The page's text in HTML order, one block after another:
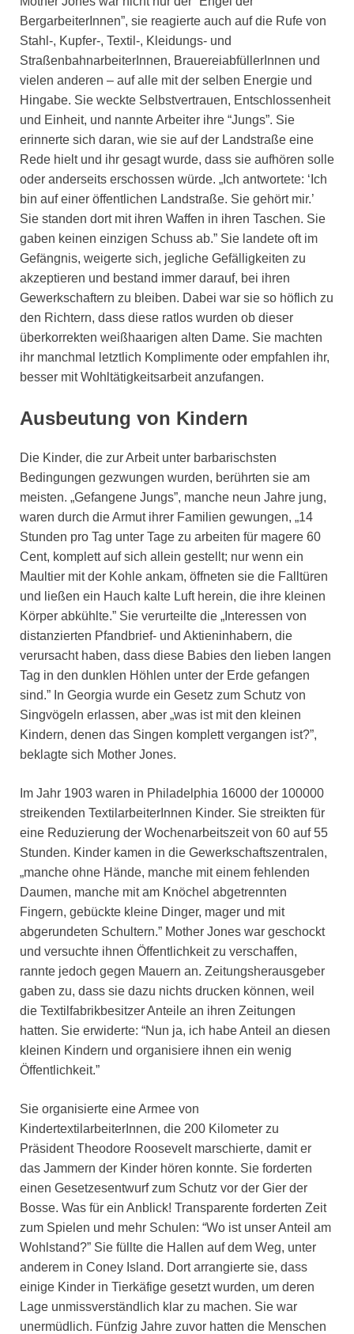
BergarbeiterInnen”, sie reagierte auch auf die Rufe von
Stahl-, Kupfer-, Textil-, Kleidungs- und
StraßenbahnarbeiterInnen, BrauereiabfüllerInnen und
vielen anderen – auf alle mit der selben Energie und
Hingabe. Sie weckte Selbstvertrauen, Entschlossenheit
und Einheit, und nannte Arbeiter ihre “Jungs”. Sie
erinnerte sich daran, wie sie auf der Landstraße eine
Rede hielt und ihr gesagt wurde, dass sie aufhören solle
oder anderseits erschossen würde. „Ich antwortete: ‘Ich
bin auf einer öffentlichen Landstraße. Sie gehört mir.’
Sie standen dort mit ihren Waffen in ihren Taschen. Sie
gaben keinen einzigen Schuss ab.” Sie landete oft im
Gefängnis, weigerte sich, jegliche Gefälligkeiten zu
akzeptieren und bestand immer darauf, bei ihren
Gewerkschaftern zu bleiben. Dabei war sie so höflich zu
den Richtern, dass diese ratlos wurden ob dieser
überkorrekten weißhaarigen alten Dame. Sie machten
ihr manchmal letztlich Komplimente oder empfahlen ihr,
besser mit Wohltätigkeitsarbeit anzufangen.
Ausbeutung von Kindern
Die Kinder, die zur Arbeit unter barbarischsten
Bedingungen gezwungen wurden, berührten sie am
meisten. „Gefangene Jungs”, manche neun Jahre jung,
waren durch die Armut ihrer Familien gewungen, „14
Stunden pro Tag unter Tage zu arbeiten für magere 60
Cent, komplett auf sich allein gestellt; nur wenn ein
Maultier mit der Kohle ankam, öffneten sie die Falltüren
und ließen ein Hauch kalte Luft herein, die ihre kleinen
Körper abkühlte.” Sie verurteilte die „Interessen von
distanzierten Pfandbrief- und Aktieninhabern, die
verursacht haben, dass diese Babies den lieben langen
Tag in den dunklen Höhlen unter der Erde gefangen
sind.” In Georgia wurde ein Gesetz zum Schutz von
Singvögeln erlassen, aber „was ist mit den kleinen
Kindern, denen das Singen komplett vergangen ist?”,
beklagte sich Mother Jones.
Im Jahr 1903 waren in Philadelphia 16000 der 100000
streikenden TextilarbeiterInnen Kinder. Sie streikten für
eine Reduzierung der Wochenarbeitszeit von 60 auf 55
Stunden. Kinder kamen in die Gewerkschaftszentralen,
„manche ohne Hände, manche mit einem fehlenden
Daumen, manche mit am Knöchel abgetrennten
Fingern, gebückte kleine Dinger, mager und mit
abgerundeten Schultern.” Mother Jones war geschockt
und versuchte ihnen Öffentlichkeit zu verschaffen,
rannte jedoch gegen Mauern an. Zeitungsherausgeber
gaben zu, dass sie dazu nichts drucken können, weil
die Textilfabrikbesitzer Anteile an ihren Zeitungen
hatten. Sie erwiderte: “Nun ja, ich habe Anteil an diesen
kleinen Kindern und organisiere ihnen ein wenig
Öffentlichkeit.”
Sie organisierte eine Armee von
KindertextilarbeiterInnen, die 200 Kilometer zu
Präsident Theodore Roosevelt marschierte, damit er
das Jammern der Kinder hören konnte. Sie forderten
einen Gesetzesentwurf zum Schutz vor der Gier der
Bosse. Was für ein Anblick! Transparente forderten Zeit
zum Spielen und mehr Schulen: “Wo ist unser Anteil am
Wohlstand?” Sie füllte die Hallen auf dem Weg, unter
anderem in Coney Island. Dort arrangierte sie, dass
einige Kinder in Tierkäfige gesetzt wurden, um deren
Lage unmissverständlich klar zu machen. Sie war
unermüdlich. Fünfzig Jahre zuvor hatten die Menschen